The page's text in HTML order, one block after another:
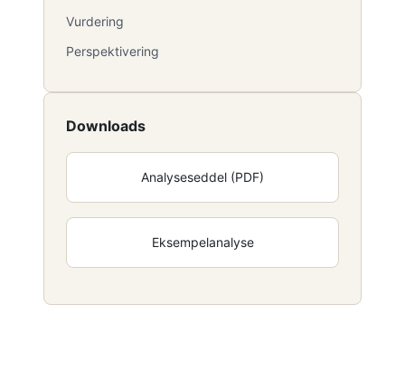
Vurdering
Perspektivering
Downloads
Analyseseddel (PDF)
Eksempelanalyse